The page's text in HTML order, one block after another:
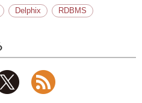
Delphix RDBMS